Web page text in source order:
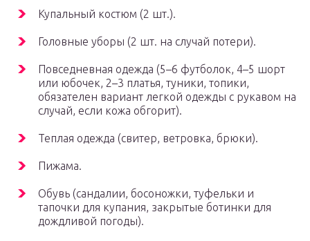
Купальный костюм (2 шт.).
Головные уборы (2 шт. на случай потери).
Повседневная одежда (5–6 футболок, 4–5 шорт
или юбочек, 2–3 платья, туники, топики,
обязателен вариант легкой одежды с рукавом на
случай, если кожа обгорит).
Теплая одежда (свитер, ветровка, брюки).
Пижама.
Обувь (сандалии, босоножки, туфельки и
тапочки для купания, закрытые ботинки для
дождливой погоды).